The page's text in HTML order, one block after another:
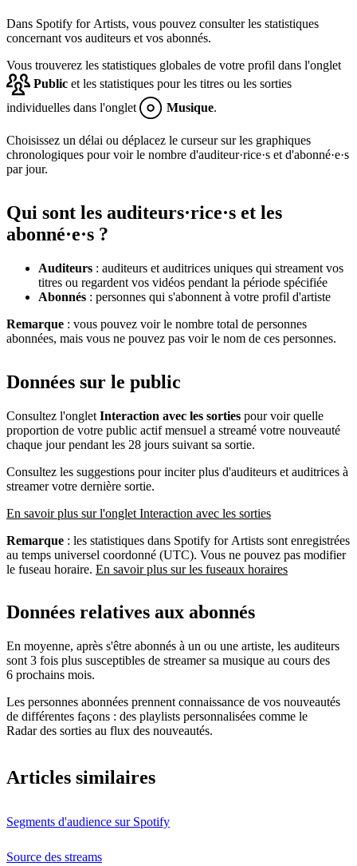
Dans Spotify for Artists, vous pouvez consulter les statistiques
concernant vos auditeurs et vos abonnés.
Vous trouverez les statistiques globales de votre profil dans l'onglet
Public et les statistiques pour les titres ou les sorties
individuelles dans l'onglet
Musique.
Choisissez un délai ou déplacez le curseur sur les graphiques
chronologiques pour voir le nombre d'auditeur·rice·s et d'abonné·e·s
par jour.
Qui sont les auditeurs·rice·s et les
abonné·e·s ?
Auditeurs : auditeurs et auditrices uniques qui streament vos
titres ou regardent vos vidéos pendant la période spécifiée
Abonnés : personnes qui s'abonnent à votre profil d'artiste
Remarque : vous pouvez voir le nombre total de personnes
abonnées, mais vous ne pouvez pas voir le nom de ces personnes.
Données sur le public
Consultez l'onglet Interaction avec les sorties pour voir quelle
proportion de votre public actif mensuel a streamé votre nouveauté
chaque jour pendant les 28 jours suivant sa sortie.
Consultez les suggestions pour inciter plus d'auditeurs et auditrices à
streamer votre dernière sortie.
En savoir plus sur l'onglet Interaction avec les sorties
Remarque : les statistiques dans Spotify for Artists sont enregistrées
au temps universel coordonné (UTC). Vous ne pouvez pas modifier
le fuseau horaire. En savoir plus sur les fuseaux horaires
Données relatives aux abonnés
En moyenne, après s'être abonnés à un ou une artiste, les auditeurs
sont 3 fois plus susceptibles de streamer sa musique au cours des
6 prochains mois.
Les personnes abonnées prennent connaissance de vos nouveautés
de différentes façons : des playlists personnalisées comme le
Radar des sorties au flux des nouveautés.
Articles similaires
Segments d'audience sur Spotify
Source des streams